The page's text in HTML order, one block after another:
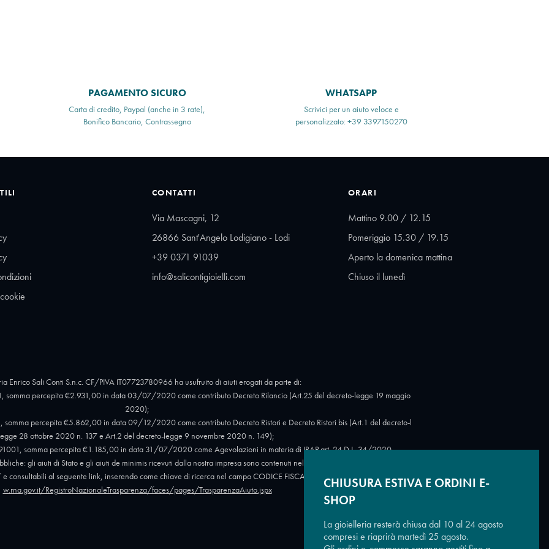
PAGAMENTO SICURO
Carta di credito, Paypal (anche in 3 rate),
Bonifico Bancario, Contrassegno
WHATSAPP
Scrivici per un aiuto veloce e
personalizzato: +39 3397150270
CONTATTI
Via Mascagni, 12
26866 Sant'Angelo Lodigiano - Lodi
+39 0371 91039
info@salicontigioielli.com
ORARI
Mattino 9.00 / 12.15
Pomeriggio 15.30 / 19.15
Aperto la domenica mattina
Chiuso il lunedì
Enrico Sali Conti S.n.c. CF/PIVA IT07723780966 ha usufruito di aiuti erogati da parte di:
somma percepita €2.931,00 in data 03/07/2020 come contributo Decreto Rilancio (Art.25 del decreto-legge 19 maggio
2020);
somma percepita €5.862,00 in data 09/12/2020 come contributo Decreto Ristori e Decreto Ristori bis (Art.1 del decreto-l
egge 28 ottobre 2020 n. 137 e Art.2 del decreto-legge 9 novembre 2020 n. 149);
somma percepita €1.185,00 in data 31/07/2020 come Agevolazioni in materia di IRAP art. 24 D.L. 34/2020.
gli aiuti di Stato e gli aiuti de minimis ricevuti dalla nostra impresa sono contenuti nel Registro nazionale degli aiuti di
consultabili al seguente link, inserendo come chiave di ricerca nel campo CODICE FISCALE: 07723780966.https://ww
w.rna.gov.it/RegistroNazionaleTrasparenza/faces/pages/TrasparenzaAiuto.jspx
CHIUSURA ESTIVA E ORDINI E-
SHOP
La gioielleria resterà chiusa dal 10 al 24 agosto
compresi e riaprirà martedì 25 agosto.